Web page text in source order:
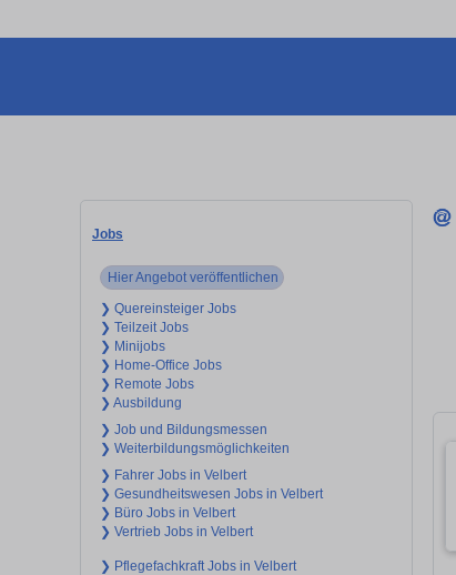
Jobs
Hier Angebot veröffentlichen
❯ Quereinsteiger Jobs
❯ Teilzeit Jobs
❯ Minijobs
❯ Home-Office Jobs
❯ Remote Jobs
❯ Ausbildung
❯ Job und Bildungsmessen
❯ Weiterbildungsmöglichkeiten
❯ Fahrer Jobs in Velbert
❯ Gesundheitswesen Jobs in Velbert
❯ Büro Jobs in Velbert
❯ Vertrieb Jobs in Velbert
❯ Pflegefachkraft Jobs in Velbert